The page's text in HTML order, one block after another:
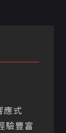
應式
驗豐富